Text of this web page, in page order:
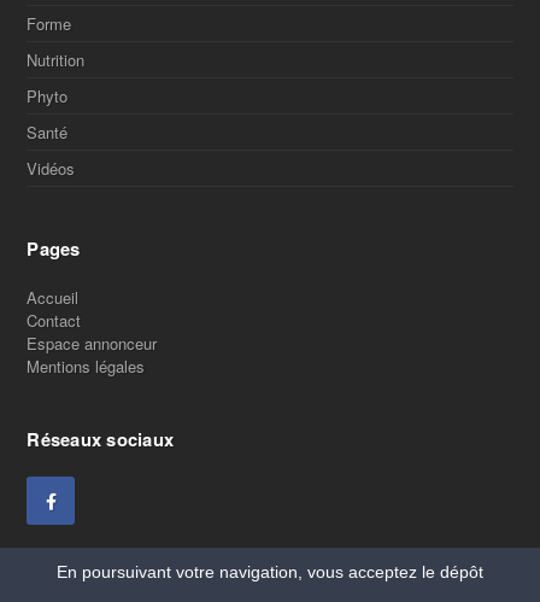
Forme
Nutrition
Phyto
Santé
Vidéos
Pages
Accueil
Contact
Espace annonceur
Mentions légales
Réseaux sociaux
En poursuivant votre navigation, vous acceptez le dépôt